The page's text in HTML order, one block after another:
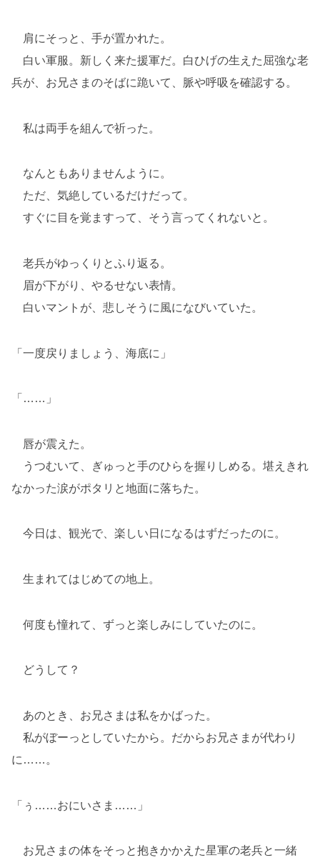
肩にそっと、手が置かれた。
白い軍服。新しく来た援軍だ。白ひげの生えた屈強な老
兵が、お兄さまのそばに跪いて、脈や呼吸を確認する。
私は両手を組んで祈った。
なんともありませんように。
ただ、気絶しているだけだって。
すぐに目を覚ますって、そう言ってくれないと。
老兵がゆっくりとふり返る。
眉が下がり、やるせない表情。
白いマントが、悲しそうに風になびいていた。
「一度戻りましょう、海底に」
「……」
唇が震えた。
うつむいて、ぎゅっと手のひらを握りしめる。堪えきれ
なかった涙がポタリと地面に落ちた。
今日は、観光で、楽しい日になるはずだったのに。
生まれてはじめての地上。
何度も憧れて、ずっと楽しみにしていたのに。
どうして？
あのとき、お兄さまは私をかばった。
私がぼーっとしていたから。だからお兄さまが代わり
に……。
「ぅ……おにいさま……」
お兄さまの体をそっと抱きかかえた星軍の老兵と一緒